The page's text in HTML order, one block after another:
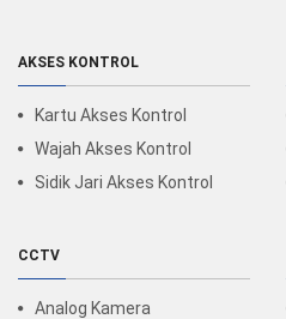
AKSES KONTROL
Kartu Akses Kontrol
Wajah Akses Kontrol
Sidik Jari Akses Kontrol
CCTV
Analog Kamera